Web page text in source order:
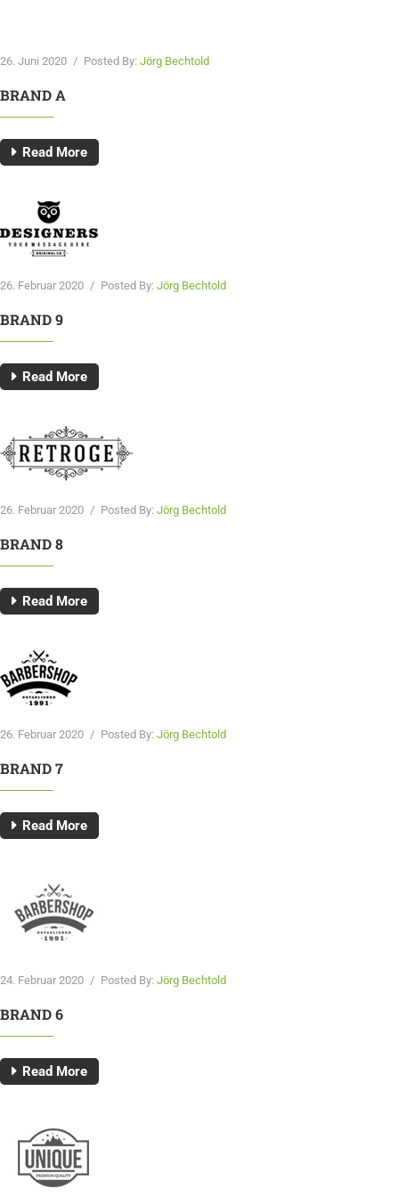
26. Juni 2020 / Posted By: Jörg Bechtold
BRAND A
Read More
26. Februar 2020 / Posted By: Jörg Bechtold
BRAND 9
Read More
26. Februar 2020 / Posted By: Jörg Bechtold
BRAND 8
Read More
26. Februar 2020 / Posted By: Jörg Bechtold
BRAND 7
Read More
24. Februar 2020 / Posted By: Jörg Bechtold
BRAND 6
Read More